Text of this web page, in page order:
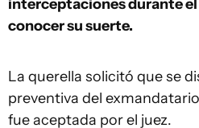
interceptaciones durante el
conocer su suerte.
La querella solicitó que se
preventiva del
fue aceptada por el juez.